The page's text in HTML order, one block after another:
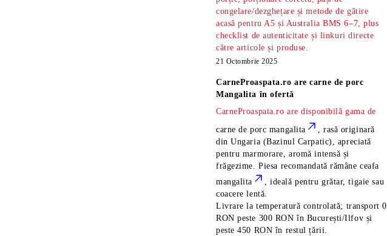
congelare/dezghețare și metode de gătire
acasă pentru A5 și Australia BMS 6–7, plus
checklist de autenticitate și linkuri directe
către articole și produse.
21 Octombrie 2025
CarneProaspata.ro arecarne de porc
Mangalita în ofertă
CarneProaspata.ro are disponibilă gama de
carne de porc mangalita
, rasă originară
din Ungaria (Bazinul Carpatic), apreciată
pentru marmorare, aromă intensă și
frăgezime. Piesa recomandată rămâneceafa
mangalita
, ideală pentru grătar, tigaie sau
coacere lentă.
Livrare la temperatură controlată; transport 0
RON peste 300 RON în București/Ilfov și
peste 450 RON în restul țării.